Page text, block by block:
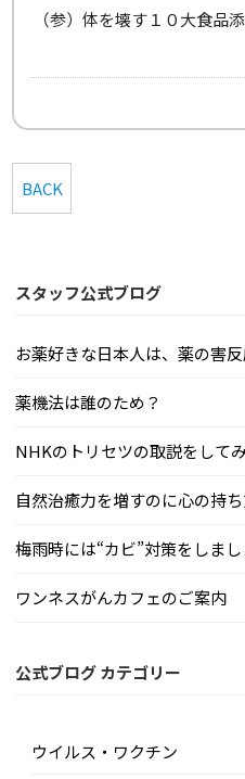
（参）体を壊す１０大食品
BACK
スタッフ公式ブログ
お薬好きな日本人は、薬の害反
薬機法は誰のため？
NHKのトリセツの取説をして
自然治癒力を増すのに心の持ち
梅雨時には“カビ”対策をしまし
ワンネスがんカフェのご案内
公式ブログ カテゴリー
ウイルス・ワクチン